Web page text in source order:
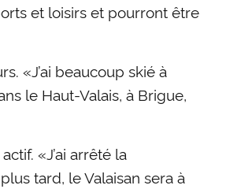
et loisirs et pourront être
«J’ai beaucoup skié à
le Haut-Valais, à Brigue,
«J’ai arrêté la
tard, le Valaisan sera à